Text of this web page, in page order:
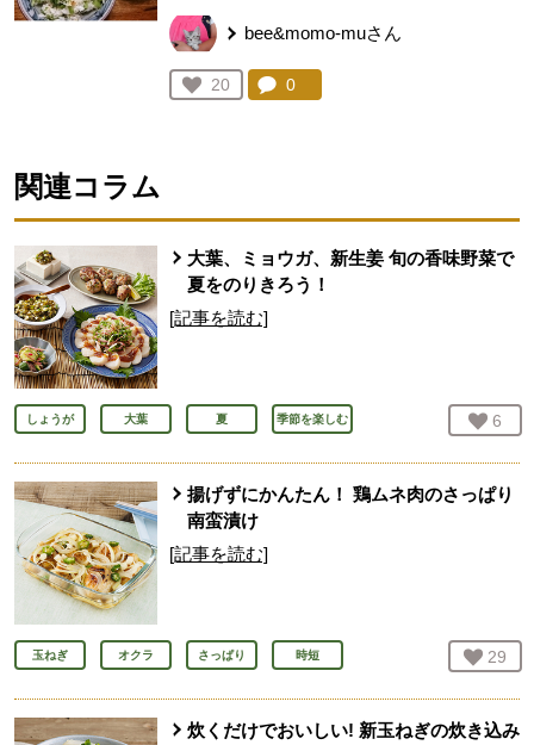
bee&momo-muさん
お気に入り登録：
20
人が登録
コメント：
0
関連コラム
大葉、ミョウガ、新生姜 旬の香味野菜で
夏をのりきろう！
[記事を読む]
しょうが 大葉 夏 季節を楽しむ お気
6
揚げずにかんたん！ 鶏ムネ肉のさっぱり
南蛮漬け
[記事を読む]
玉ねぎ オクラ さっぱり 時短 お気
29
炊くだけでおいしい! 新玉ねぎの炊き込み